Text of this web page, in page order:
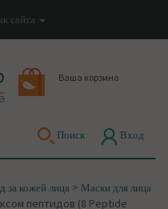
сайта
Ваша корзина
Поиск Вход
за кожей лица > Маски для лица
пептидов (8 Peptide